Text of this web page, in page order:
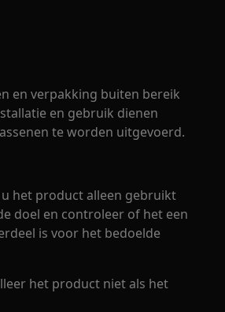
en verpakking buiten bereik
en gebruik dienen
te worden uitgevoerd.
het product alleen gebruikt
doel en controleer of het een
is voor het bedoelde
het product niet als het